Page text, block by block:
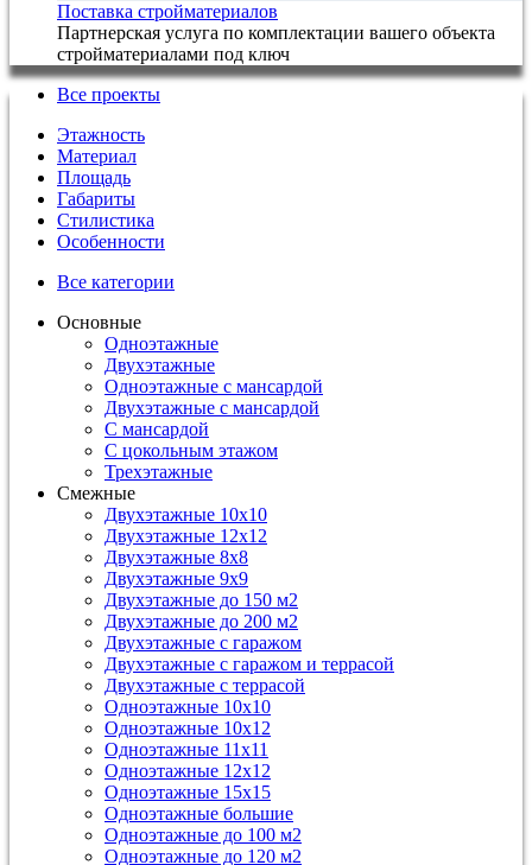
Поставка стройматериалов
Партнерская услуга по комплектации вашего объекта
стройматериалами под ключ
Все проекты
Этажность
Материал
Площадь
Габариты
Стилистика
Особенности
Все категории
Основные
Одноэтажные
Двухэтажные
Одноэтажные с мансардой
Двухэтажные с мансардой
С мансардой
С цокольным этажом
Трехэтажные
Смежные
Двухэтажные 10х10
Двухэтажные 12х12
Двухэтажные 8х8
Двухэтажные 9х9
Двухэтажные до 150 м2
Двухэтажные до 200 м2
Двухэтажные с гаражом
Двухэтажные с гаражом и террасой
Двухэтажные с террасой
Одноэтажные 10х10
Одноэтажные 10х12
Одноэтажные 11х11
Одноэтажные 12х12
Одноэтажные 15х15
Одноэтажные большие
Одноэтажные до 100 м2
Одноэтажные до 120 м2